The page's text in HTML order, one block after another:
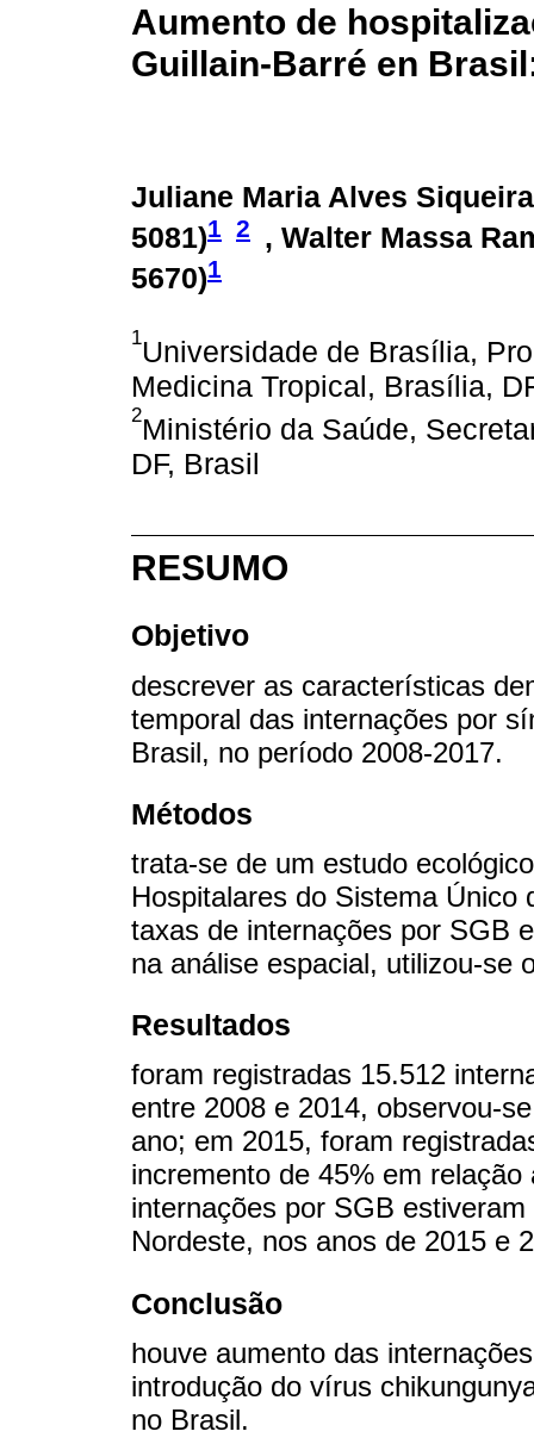
Aumento de
Guillain-Barré en
Juliane Maria Alves
5081)1 2
, Walter Massa
5670)1
1Universidade de Brasília,
Medicina Tropical, Brasília,
2Ministério da Saúde,
DF, Brasil
RESUMO
Objetivo
descrever as características
temporal das internações por
Brasil, no período 2008-2017.
Métodos
trata-se de um estudo
Hospitalares do Sistema
taxas de internações por SGB
na análise espacial, utilizou-se
Resultados
foram registradas 15.512
entre 2008 e 2014, observou-
ano; em 2015, foram
incremento de 45% em
internações por SGB
Nordeste, nos anos de 2015 e
Conclusão
houve aumento das
introdução do vírus
no Brasil.